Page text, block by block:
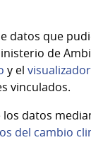
datos que
de
y el
vinculados.
datos
del cambio